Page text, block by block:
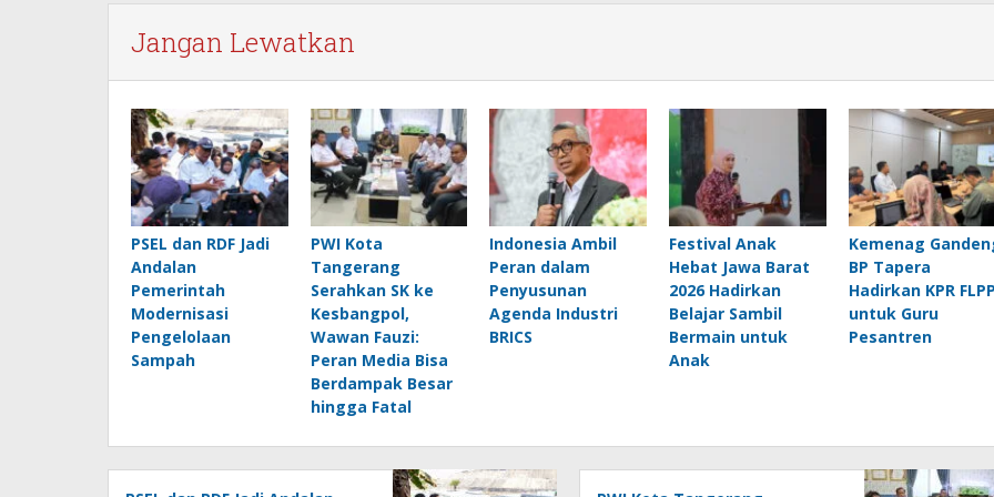
Jangan Lewatkan
PSEL dan RDF Jadi
Andalan
Pemerintah
Modernisasi
Pengelolaan
Sampah
PWI Kota
Tangerang
Serahkan SK ke
Kesbangpol,
Wawan Fauzi:
Peran Media Bisa
Berdampak Besar
hingga Fatal
Indonesia Ambil
Peran dalam
Penyusunan
Agenda Industri
BRICS
Festival Anak
Hebat Jawa Barat
2026 Hadirkan
Belajar Sambil
Bermain untuk
Anak
Kemenag
BP Tapera
Hadirkan KPR
untuk Guru
Pesantren